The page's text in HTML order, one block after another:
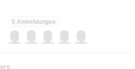
5 Anmeldungen